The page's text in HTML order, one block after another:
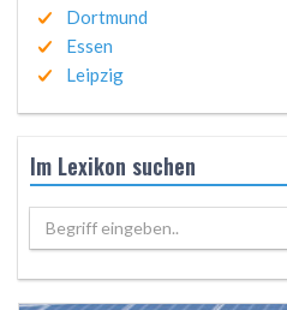
Dortmund
Essen
Leipzig
Im Lexikon suchen
Begriff eingeben..